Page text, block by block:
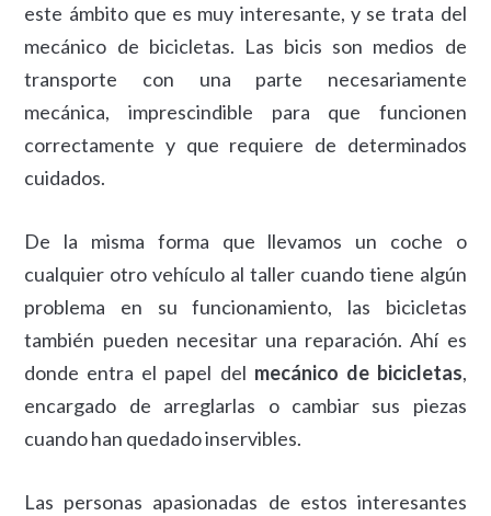
este ámbito que es muy interesante, y se trata del
mecánico de bicicletas. Las bicis son medios de
transporte con una parte necesariamente
mecánica, imprescindible para que funcionen
correctamente y que requiere de determinados
cuidados.
De la misma forma que llevamos un coche o
cualquier otro vehículo al taller cuando tiene algún
problema en su funcionamiento, las bicicletas
también pueden necesitar una reparación. Ahí es
donde entra el papel del mecánico de bicicletas,
encargado de arreglarlas o cambiar sus piezas
cuando han quedado inservibles.
Las personas apasionadas de estos interesantes